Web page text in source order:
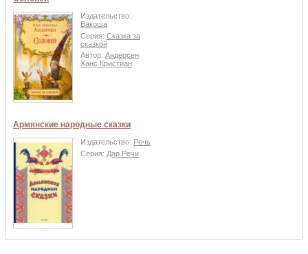
Издательство:
Вакоша
Серия: Сказка за
сказкой
Автор: Андерсен
Ханс Кристиан
Армянские народные сказки
Издательство: Речь
Серия: Дар Речи